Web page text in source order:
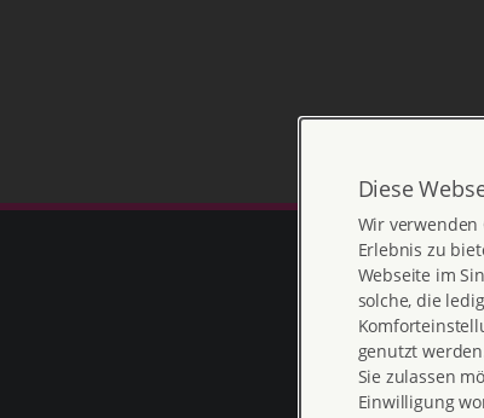
Diese
Wir verwenden
Erlebnis zu
Webseite im
solche, die
genutzt
Sie zulassen
Einwilligung